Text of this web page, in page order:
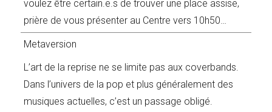
voulez être certain.e.s de trouver une place assise,
prière de vous présenter au Centre vers 10h50…
Metaversion
L’art de la reprise ne se limite pas aux coverbands.
Dans l’univers de la pop et plus généralement des
musiques actuelles, c’est un passage obligé.